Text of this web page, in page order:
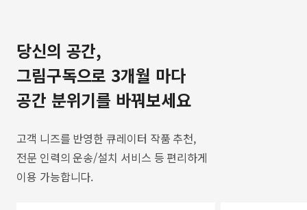
당신의 공간,
그림구독으로 3개월 마다
공간 분위기를 바꿔보세요
고객 니즈를 반영한 큐레이터 작품 추천,
전문 인력의 운송/설치 서비스 등 편리하게
이용 가능합니다.